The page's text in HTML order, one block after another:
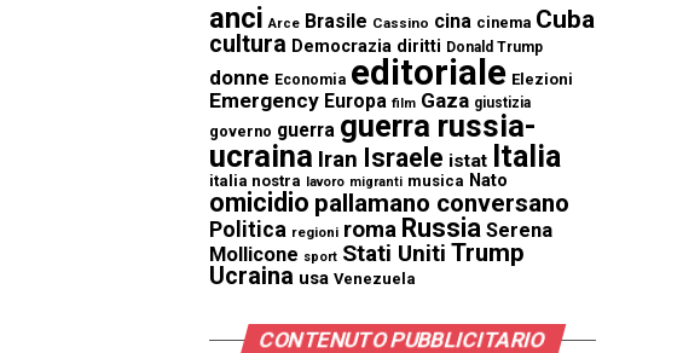
anci Arce Brasile Cassino cina cinema Cuba
cultura Democrazia diritti Donald Trump
donne Economia editoriale Elezioni
Emergency Europa film Gaza giustizia
governo guerra guerra russia-
ucraina Iran Israele istat Italia
italia nostra lavoro migranti musica Nato
omicidio pallamano conversano
Politica regioni roma Russia Serena
Mollicone sport Stati Uniti Trump
Ucraina usa Venezuela
CONTENUTO PUBBLICITARIO